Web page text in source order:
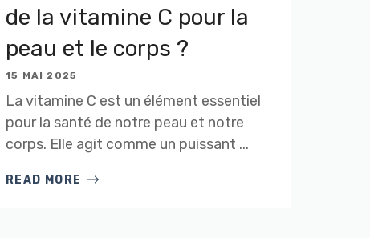
de la vitamine C pour la
peau et le corps ?
15 MAI 2025
La vitamine C est un élément essentiel
pour la santé de notre peau et notre
corps. Elle agit comme un puissant ...
READ MORE